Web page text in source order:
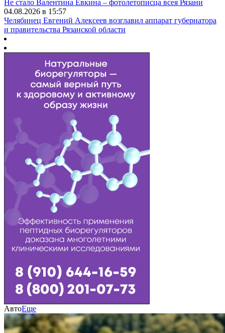
Не стало Валентина Евкина – фотолетописца всея Рязани
04.08.2026 в 15:57
Челябинец Евгений Алексеев возглавил аппарат губернатора
и правительства Рязанской области
АвтоЕще